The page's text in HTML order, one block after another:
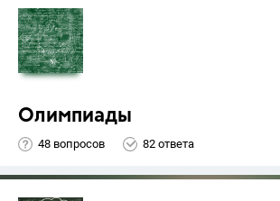
Олимпиады
48 вопросов 82 ответа